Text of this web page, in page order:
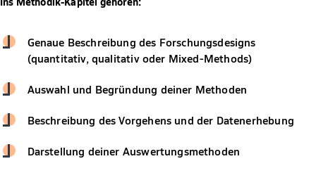
Genaue Beschreibung des Forschungsdesigns
(quantitativ, qualitativ oder Mixed-Methods)
Auswahl und Begründung deiner Methoden
Beschreibung des Vorgehens und der Datenerhebung
Darstellung deiner Auswertungsmethoden